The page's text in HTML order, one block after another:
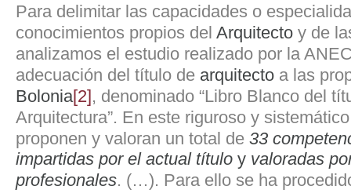
Para delimitar las capacidades o
conocimientos propios del Arquitecto y de
analizamos el estudio realizado por la
adecuación del título de arquitecto a las
Bolonia[2], denominado “Libro Blanco del
Arquitectura”. En este riguroso y
proponen y valoran un total de 33
impartidas por el actual título y valoradas
profesionales. (…). Para ello se ha